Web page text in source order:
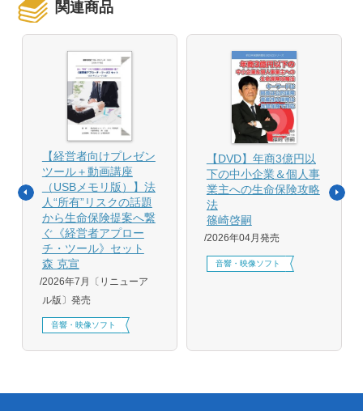
関連商品
【経営者向けプレゼン
ツール＋動画講座
（USBメモリ版）】法
人“所有”リスクの話題
から生命保険提案へ繋
ぐ《経営者アプロー
チ・ツール》セット
森 克宣
2026年7月〔リニューア
ル版〕発売
音響・映像ソフト
【DVD】年商3億円以
下の中小企業＆個人事
業主への生命保険攻略
法
篠崎啓嗣
2026年04月発売
音響・映像ソフト